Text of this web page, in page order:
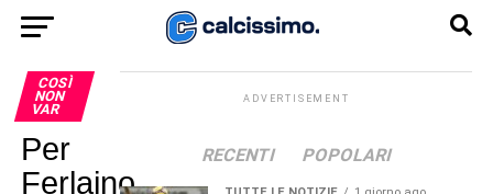
COSÌ
NON
VAR
Per
Ferlaino
ADVERTISEMENT
RECENTI POPOLARI